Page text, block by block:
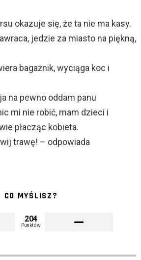
okazuje się, że ta nie ma kasy.
jedzie za miasto na piękną,
bagażnik, wyciąga koc i
na pewno oddam panu
mi nie robić, mam dzieci i
płacząc kobieta.
trawę! – odpowiada
CO MYŚLISZ?
204
Punktów